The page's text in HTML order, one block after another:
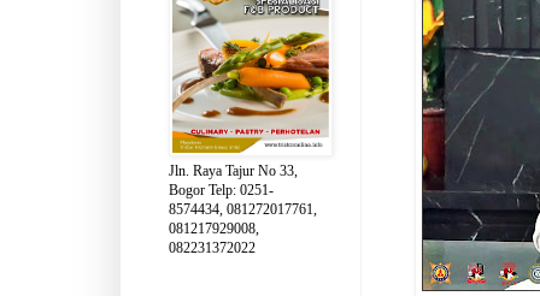
Jln. Raya Tajur No 33,
Bogor Telp: 0251-
8574434, 081272017761,
081217929008,
082231372022